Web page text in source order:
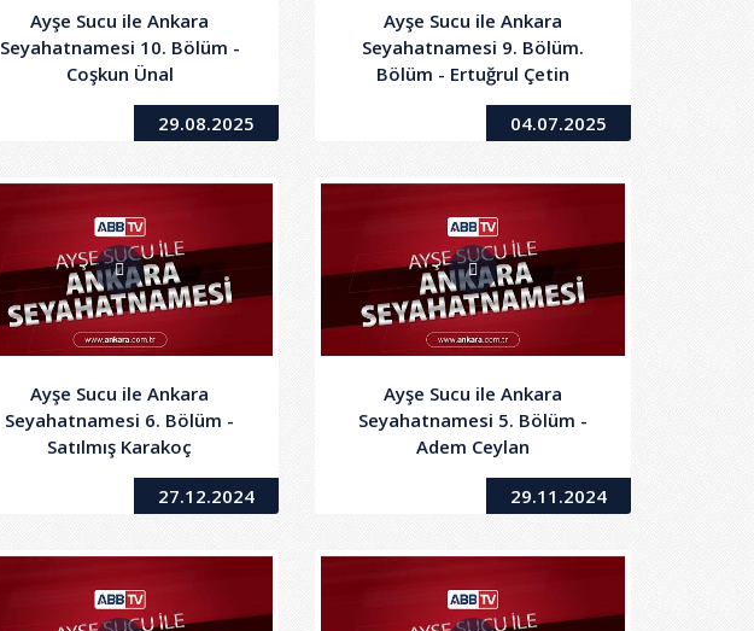
Ayşe Sucu ile Ankara
Seyahatnamesi 10. Bölüm -
Coşkun Ünal
29.08.2025
Ayşe Sucu ile Ankara
Seyahatnamesi 9. Bölüm.
Bölüm - Ertuğrul Çetin
04.07.2025
Ayşe Sucu ile Ankara
Seyahatnamesi 6. Bölüm -
Satılmış Karakoç
27.12.2024
Ayşe Sucu ile Ankara
Seyahatnamesi 5. Bölüm -
Adem Ceylan
29.11.2024